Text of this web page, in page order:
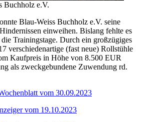
Buchholz e.V.
Blau-Weiss Buchholz e.V. seine
einweihen. Bislang fehlte es
Trainingstage. Durch ein großzügiges
verschiedenartige (fast neue) Rollstühle
Kaufpreis in Höhe von 8.500 EUR
als zweckgebundene Zuwendung rd.
vom 30.09.2023
vom 19.10.2023